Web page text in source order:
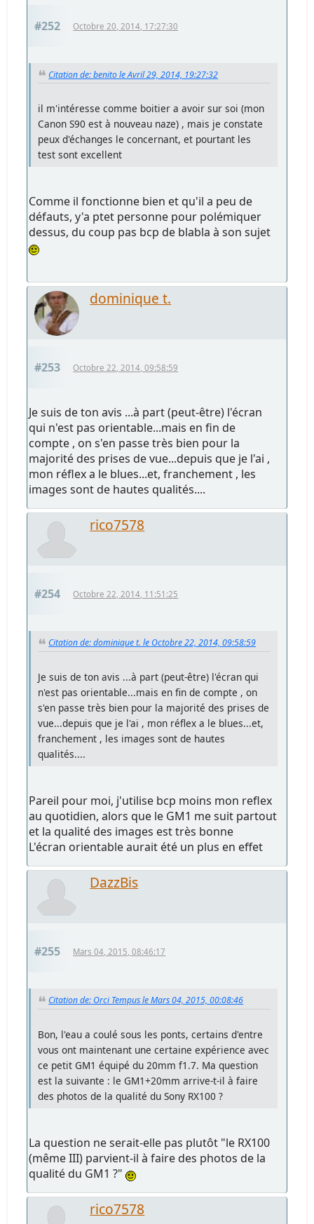
#252 Octobre 20, 2014, 17:27:30
Citation de: benito le Avril 29, 2014, 19:27:32
il m'intéresse comme boitier a avoir sur soi (mon
Canon S90 est à nouveau naze) , mais je constate
peux d'échanges le concernant, et pourtant les
test sont excellent
Comme il fonctionne bien et qu'il a peu de
défauts, y'a ptet personne pour polémiquer
dessus, du coup pas bcp de blabla à son sujet
dominique t.
#253 Octobre 22, 2014, 09:58:59
Je suis de ton avis ...à part (peut-être) l'écran
qui n'est pas orientable...mais en fin de
compte , on s'en passe très bien pour la
majorité des prises de vue...depuis que je l'ai ,
mon réflex a le blues...et, franchement , les
images sont de hautes qualités....
rico7578
#254 Octobre 22, 2014, 11:51:25
Citation de: dominique t. le Octobre 22, 2014, 09:58:59
Je suis de ton avis ...à part (peut-être) l'écran qui
n'est pas orientable...mais en fin de compte , on
s'en passe très bien pour la majorité des prises de
vue...depuis que je l'ai , mon réflex a le blues...et,
franchement , les images sont de hautes
qualités....
Pareil pour moi, j'utilise bcp moins mon reflex
au quotidien, alors que le GM1 me suit partout
et la qualité des images est très bonne
L'écran orientable aurait été un plus en effet
DazzBis
#255 Mars 04, 2015, 08:46:17
Citation de: Orci Tempus le Mars 04, 2015, 00:08:46
Bon, l'eau a coulé sous les ponts, certains d'entre
vous ont maintenant une certaine expérience avec
ce petit GM1 équipé du 20mm f1.7. Ma question
est la suivante : le GM1+20mm arrive-t-il à faire
des photos de la qualité du Sony RX100 ?
La question ne serait-elle pas plutôt "le RX100
(même III) parvient-il à faire des photos de la
qualité du GM1 ?"
rico7578